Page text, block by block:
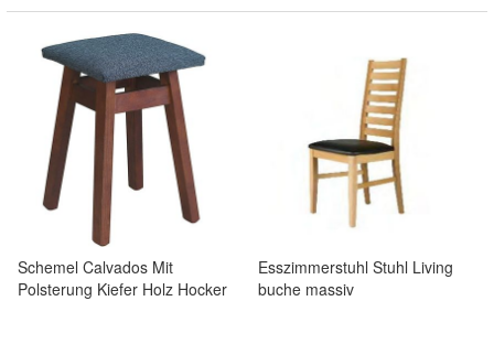
Schemel Calvados Mit
Polsterung Kiefer Holz Hocker
Esszimmerstuhl Stuhl Living
buche massiv